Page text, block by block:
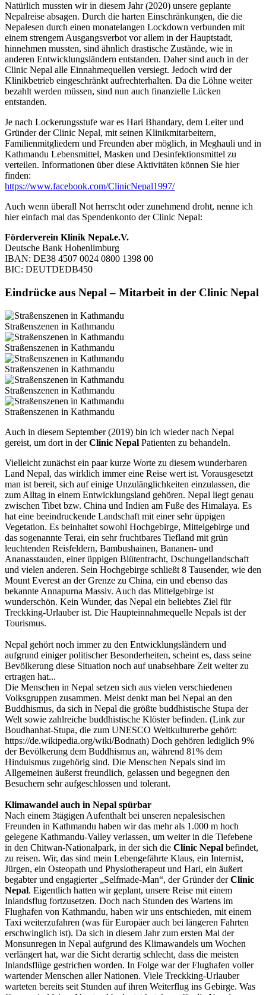
Natürlich mussten wir in diesem Jahr (2020) unsere geplante
Nepalreise absagen. Durch die harten Einschränkungen, die die
Nepalesen durch einen monatelangen Lockdown verbunden mit
einem strengem Ausgangsverbot vor allem in der Hauptstadt,
hinnehmen mussten, sind ähnlich drastische Zustände, wie in
anderen Entwicklungsländern entstanden. Daher sind auch in der
Clinic Nepal alle Einnahmequellen versiegt. Jedoch wird der
Klinikbetrieb eingeschränkt aufrechterhalten. Da die Löhne weiter
bezahlt werden müssen, sind nun auch finanzielle Lücken
entstanden.
Je nach Lockerungsstufe war es Hari Bhandary, dem Leiter und
Gründer der Clinic Nepal, mit seinen Klinikmitarbeitern,
Familienmitgliedern und Freunden aber möglich, in Meghauli und in
Kathmandu Lebensmittel, Masken und Desinfektionsmittel zu
verteilen. Informationen über diese Aktivitäten können Sie hier
finden:
https://www.facebook.com/ClinicNepal1997/
Auch wenn überall Not herrscht oder zunehmend droht, nenne ich
hier einfach mal das Spendenkonto der Clinic Nepal:
Förderverein Klinik Nepal.e.V.
Deutsche Bank Hohenlimburg
IBAN: DE38 4507 0024 0800 1398 00
BIC: DEUTDEDB450
Eindrücke aus Nepal – Mitarbeit in der Clinic Nepal
Straßenszenen in Kathmandu
Straßenszenen in Kathmandu
Straßenszenen in Kathmandu
Straßenszenen in Kathmandu
Straßenszenen in Kathmandu
Auch in diesem September (2019) bin ich wieder nach Nepal
gereist, um dort in derClinic Nepal Patienten zu behandeln.
Vielleicht zunächst ein paar kurze Worte zu diesem wunderbaren
Land Nepal, das wirklich immer eine Reise wert ist. Vorausgesetzt
man ist bereit, sich auf einige Unzulänglichkeiten einzulassen, die
zum Alltag in einem Entwicklungsland gehören. Nepal liegt genau
zwischen Tibet bzw. China und Indien am Fuße des Himalaya. Es
hat eine beeindruckende Landschaft mit einer sehr üppigen
Vegetation. Es beinhaltet sowohl Hochgebirge, Mittelgebirge und
das sogenannte Terai, ein sehr fruchtbares Tiefland mit grün
leuchtenden Reisfeldern, Bambushainen, Bananen- und
Ananasstauden, einer üppigen Blütentracht, Dschungellandschaft
und vielen anderen. Sein Hochgebirge schließt 8 Tausender, wie den
Mount Everest an der Grenze zu China, ein und ebenso das
bekannte Annapurna Massiv. Auch das Mittelgebirge ist
wunderschön. Kein Wunder, das Nepal ein beliebtes Ziel für
Treckking-Urlauber ist. Die Haupteinnahmequelle Nepals ist der
Tourismus.
Nepal gehört noch immer zu den Entwicklungsländern und
aufgrund einiger politischer Besonderheiten, scheint es, dass seine
Bevölkerung diese Situation noch auf unabsehbare Zeit weiter zu
ertragen hat...
Die Menschen in Nepal setzen sich aus vielen verschiedenen
Volksgruppen zusammen. Meist denkt man bei Nepal an den
Buddhismus, da sich in Nepal die größte buddhistische Stupa der
Welt sowie zahlreiche buddhistische Klöster befinden. (Link zur
Boudhanhat-Stupa, die zum UNESCO Weltkulturerbe gehört:
https://de.wikipedia.org/wiki/Bodnath) Doch gehören lediglich 9%
der Bevölkerung dem Buddhismus an, während 81% dem
Hinduismus zugehörig sind. Die Menschen Nepals sind im
Allgemeinen äußerst freundlich, gelassen und begegnen den
Besuchern sehr aufgeschlossen und tolerant.
Klimawandel auch in Nepal spürbar
Nach einem 3tägigen Aufenthalt bei unseren nepalesischen
Freunden in Kathmandu haben wir das mehr als 1.000 m hoch
gelegene Kathmandu-Valley verlassen, um weiter in die Tiefebene
in den Chitwan-Nationalpark, in der sich die Clinic Nepal befindet,
zu reisen. Wir, das sind mein Lebengefährte Klaus, ein Internist,
Jürgen, ein Osteopath und Physiotherapeut und Hari, ein äußert
begabter und engagierter „Selfmade-Man“, der Gründer derClinic
Nepal. Eigentlich hatten wir geplant, unsere Reise mit einem
Inlandsflug fortzusetzen. Doch nach Stunden des Wartens im
Flughafen von Kathmandu, haben wir uns entschieden, mit einem
Taxi weiterzufahren (was für Europäer auch bei längeren Fahrten
erschwinglich ist). Da sich in diesem Jahr zum ersten Mal der
Monsunregen in Nepal aufgrund des Klimawandels um Wochen
verlängert hat, war die Sicht derartig schlecht, dass die meisten
Inlandsflüge gestrichen worden. In Folge war der Flughafen voller
wartender Menschen aller Nationen. Viele Treckking-Urlauber
warteten bereits seit Stunden auf ihren Weiterflug ins Gebirge. Was